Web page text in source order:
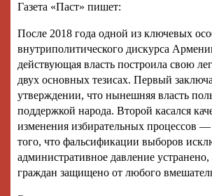
Газета «Паст» пишет:
После 2018 года одной из ключевых
внутриполитического дискурса
действующая власть построила свою
двух основных тезисах. Первый
утверждении, что нынешняя власть
поддержкой народа. Второй касался
изменения избирательных процессов —
того, что фальсификации выборов
административное давление устранено,
граждан защищено от любого